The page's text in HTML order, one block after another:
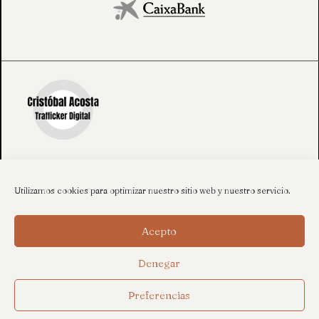
Utilizamos cookies para optimizar nuestro sitio web y nuestro servicio.
Acepto
Denegar
Preferencias